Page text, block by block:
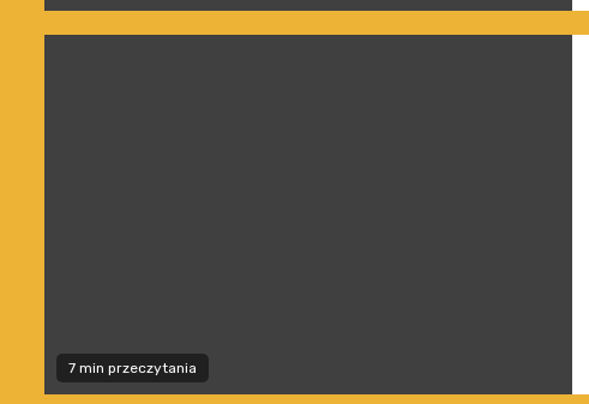
7 min przeczytania